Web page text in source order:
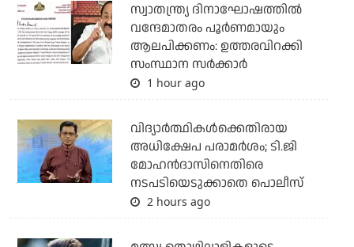
സ്വാതന്ത്ര്യ ദിനാഘോഷത്തില്‍
വന്ദേമാതരം പൂര്‍ണമായും
ആലപിക്കണം: ഉത്തരവിറക്കി
സംസ്ഥാന സര്‍ക്കാര്‍
1 hour ago
വിദ്യാര്‍ത്ഥികള്‍ക്കെതിരായ
അധിക്ഷേപ പരാമര്‍ശം; ടി.ജി
മോഹന്‍ദാസിനെതിരെ
നടപടിയെടുക്കാതെ പൊലീസ്
2 hours ago